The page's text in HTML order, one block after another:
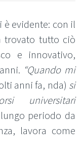
è evidente: con il
trovato tutto ciò
e innovativo,
“Quando mi
anni fa, nda) si
universitari
periodo da
lavora come